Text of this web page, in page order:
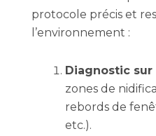
protocole précis et
l’environnement :
Diagnostic sur
zones de
rebords de
etc.).